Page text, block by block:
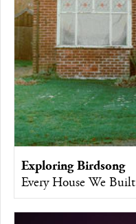
Exploring Birdsong
Every House We Built